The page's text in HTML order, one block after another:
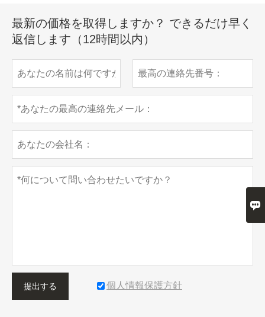
最新の価格を取得しますか？ できるだけ早く
返信します（12時間以内）
提出する 個人情報保護方針
